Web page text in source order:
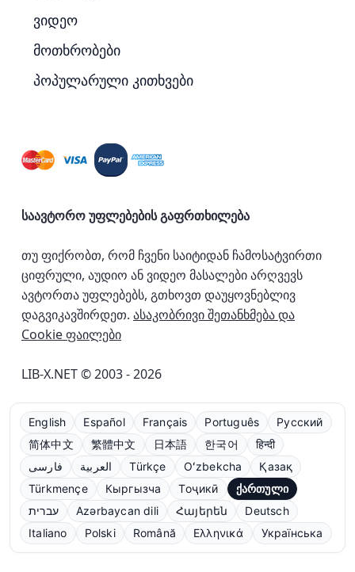
ვიდეო
მოთხრობები
პოპულარული კითხვები
საავტორო უფლებების გაფრთხილება
თუ ფიქრობთ, რომ ჩვენი საიტიდან ჩამოსატვირთი
ციფრული, აუდიო ან ვიდეო მასალები არღვევს
ავტორთა უფლებებს, გთხოვთ დაუყოვნებლივ
დაგვიკავშირდეთ. ასაკობრივი შეთანხმება და
Cookie ფაილები
LIB-X.NET © 2003 - 2026
English Español Français Português
Русский
简体中文
繁體中文 日本語 한국어
हिन्दी
فارسی
العربية Türkçe Oʻzbekcha
Қазақ
Türkmençe
Кыргызча Тоҷикӣ
ქართული
עברית
Azərbaycan dili Հայերեն
Deutsch
Italiano
Polski Română Ελληνικά Українська